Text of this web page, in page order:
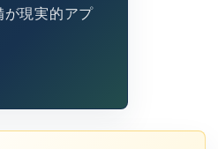
現実的アプ